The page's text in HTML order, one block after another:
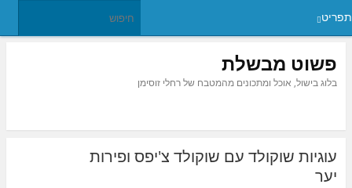
תפריט
פשוט מבשלת
בלוג בישול, אוכל ומתכונים מהמטבח של רחלי זוסימן
עוגיות שוקולד עם שוקולד צ'יפס ופירות
יער